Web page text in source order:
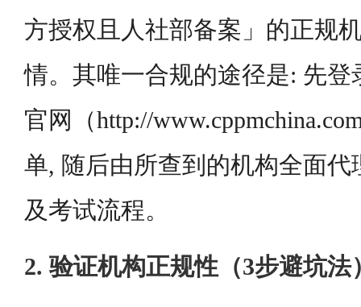
方授权且人社部备案」的正规
情。其唯一合规的途径是: 先登
官网（http://
单, 随后由所查到的机构全面
及考试流程。
2. 验证机构正规性（3步避坑法